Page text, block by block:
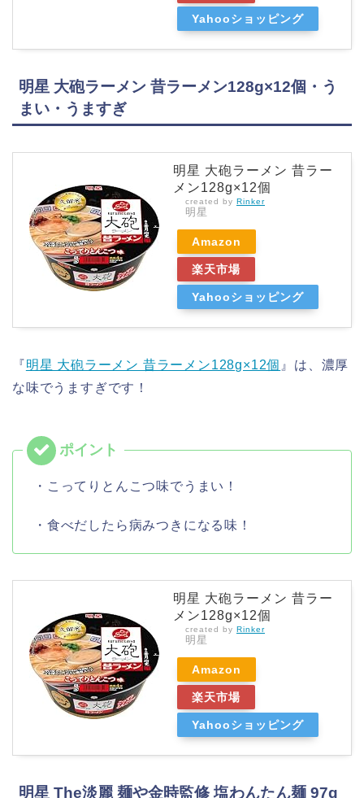
Yahooショッピング
明星 大砲ラーメン 昔ラーメン128g×12個・う
まい・うますぎ
明星 大砲ラーメン 昔ラー
メン128g×12個
created by Rinker
明星
Amazon
楽天市場
Yahooショッピング
『明星 大砲ラーメン 昔ラーメン128g×12個 』は、濃厚
な味でうますぎです！
・こってりとんこつ味でうまい！
・食べだしたら病みつきになる味！
明星 大砲ラーメン 昔ラー
メン128g×12個
created by Rinker
明星
Amazon
楽天市場
Yahooショッピング
明星 The淡麗 麺や金時監修 塩わんたん麺 97g